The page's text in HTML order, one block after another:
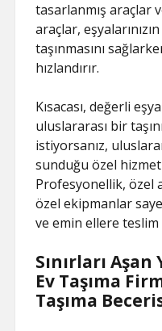
tasarlanmış araçlar
araçlar,
taşınmasını
hızlandırır.
Kısacası, değerli
uluslararası bir
istiyorsanız,
sunduğu özel
Profesyonellik, özel
özel ekipmanlar
ve emin ellere teslim
Sınırları
Ev Taşıma
Taşıma